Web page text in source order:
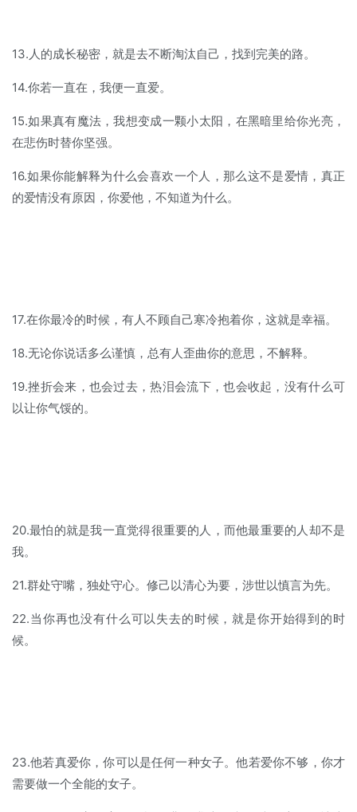
13.人的成长秘密，就是去不断淘汰自己，找到完美的路。
14.你若一直在，我便一直爱。
15.如果真有魔法，我想变成一颗小太阳，在黑暗里给你光亮，
在悲伤时替你坚强。
16.如果你能解释为什么会喜欢一个人，那么这不是爱情，真正
的爱情没有原因，你爱他，不知道为什么。
17.在你最冷的时候，有人不顾自己寒冷抱着你，这就是幸福。
18.无论你说话多么谨慎，总有人歪曲你的意思，不解释。
19.挫折会来，也会过去，热泪会流下，也会收起，没有什么可
以让你气馁的。
20.最怕的就是我一直觉得很重要的人，而他最重要的人却不是
我。
21.群处守嘴，独处守心。修己以清心为要，涉世以慎言为先。
22.当你再也没有什么可以失去的时候，就是你开始得到的时
候。
23.他若真爱你，你可以是任何一种女子。他若爱你不够，你才
需要做一个全能的女子。